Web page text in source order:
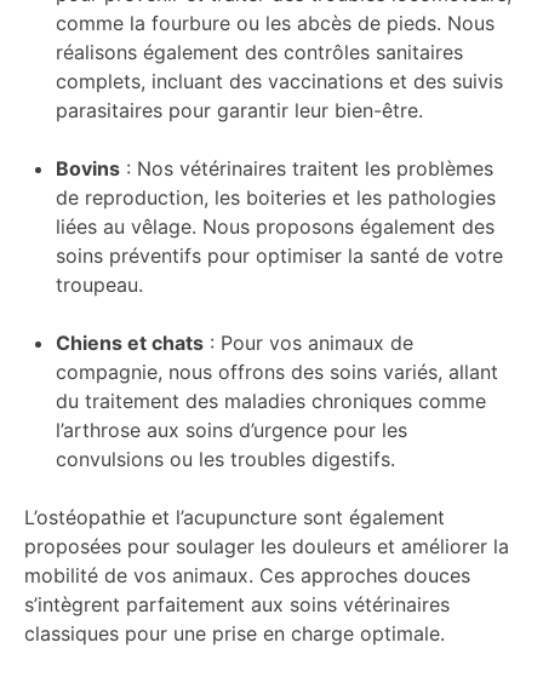
comme la fourbure ou les abcès de pieds. Nous
réalisons également des contrôles sanitaires
complets, incluant des vaccinations et des suivis
parasitaires pour garantir leur bien-être.
Bovins : Nos vétérinaires traitent les problèmes
de reproduction, les boiteries et les pathologies
liées au vêlage. Nous proposons également des
soins préventifs pour optimiser la santé de votre
troupeau.
Chiens et chats : Pour vos animaux de
compagnie, nous offrons des soins variés, allant
du traitement des maladies chroniques comme
l’arthrose aux soins d’urgence pour les
convulsions ou les troubles digestifs.
L’ostéopathie et l’acupuncture sont également
proposées pour soulager les douleurs et améliorer la
mobilité de vos animaux. Ces approches douces
s’intègrent parfaitement aux soins vétérinaires
classiques pour une prise en charge optimale.